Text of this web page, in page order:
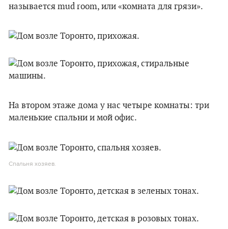
называется mud room, или «комната для грязи».
На втором этаже дома у нас четыре комнаты: три
маленькие спальни и мой офис.
Спальня хозяев.